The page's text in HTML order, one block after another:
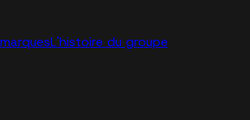
L'histoire du groupe